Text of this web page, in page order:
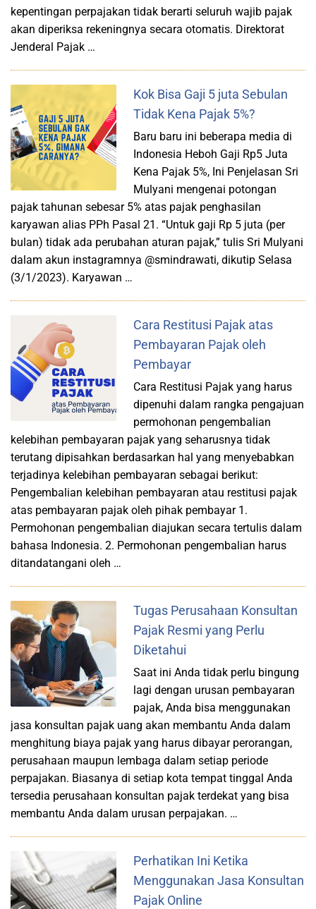
kepentingan perpajakan tidak berarti seluruh wajib pajak
akan diperiksa rekeningnya secara otomatis. Direktorat
Jenderal Pajak …
Kok Bisa Gaji 5 juta Sebulan
Tidak Kena Pajak 5%?
Baru baru ini beberapa media di
Indonesia Heboh Gaji Rp5 Juta
Kena Pajak 5%, Ini Penjelasan Sri
Mulyani mengenai potongan
pajak tahunan sebesar 5% atas pajak penghasilan
karyawan alias PPh Pasal 21. “Untuk gaji Rp 5 juta (per
bulan) tidak ada perubahan aturan pajak,” tulis Sri Mulyani
dalam akun instagramnya @smindrawati, dikutip Selasa
(3/1/2023). Karyawan …
Cara Restitusi Pajak atas
Pembayaran Pajak oleh
Pembayar
Cara Restitusi Pajak yang harus
dipenuhi dalam rangka pengajuan
permohonan pengembalian
kelebihan pembayaran pajak yang seharusnya tidak
terutang dipisahkan berdasarkan hal yang menyebabkan
terjadinya kelebihan pembayaran sebagai berikut:
Pengembalian kelebihan pembayaran atau restitusi pajak
atas pembayaran pajak oleh pihak pembayar 1.
Permohonan pengembalian diajukan secara tertulis dalam
bahasa Indonesia. 2. Permohonan pengembalian harus
ditandatangani oleh …
Tugas Perusahaan Konsultan
Pajak Resmi yang Perlu
Diketahui
Saat ini Anda tidak perlu bingung
lagi dengan urusan pembayaran
pajak, Anda bisa menggunakan
jasa konsultan pajak uang akan membantu Anda dalam
menghitung biaya pajak yang harus dibayar perorangan,
perusahaan maupun lembaga dalam setiap periode
perpajakan. Biasanya di setiap kota tempat tinggal Anda
tersedia perusahaan konsultan pajak terdekat yang bisa
membantu Anda dalam urusan perpajakan. …
Perhatikan Ini Ketika
Menggunakan Jasa Konsultan
Pajak Online